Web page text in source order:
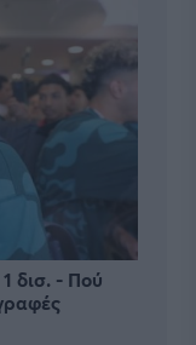
δισ. - Πού